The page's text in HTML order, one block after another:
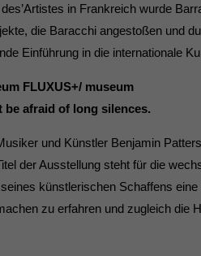
in Frankreich wurde
die Baracchi angestoßen und
Einführung in die internationale
FLUXUS+/ museum
be afraid of long silences.
und Künstler Benjamin
der Ausstellung steht für die
künstlerischen Schaffens
zu erfahren und zugleich die